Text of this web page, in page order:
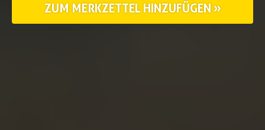
ZUM MERKZETTEL HINZUFÜGEN »